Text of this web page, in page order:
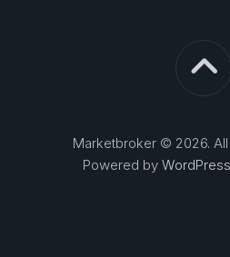
Marketbroker © 2026. All
Powered by WordPress